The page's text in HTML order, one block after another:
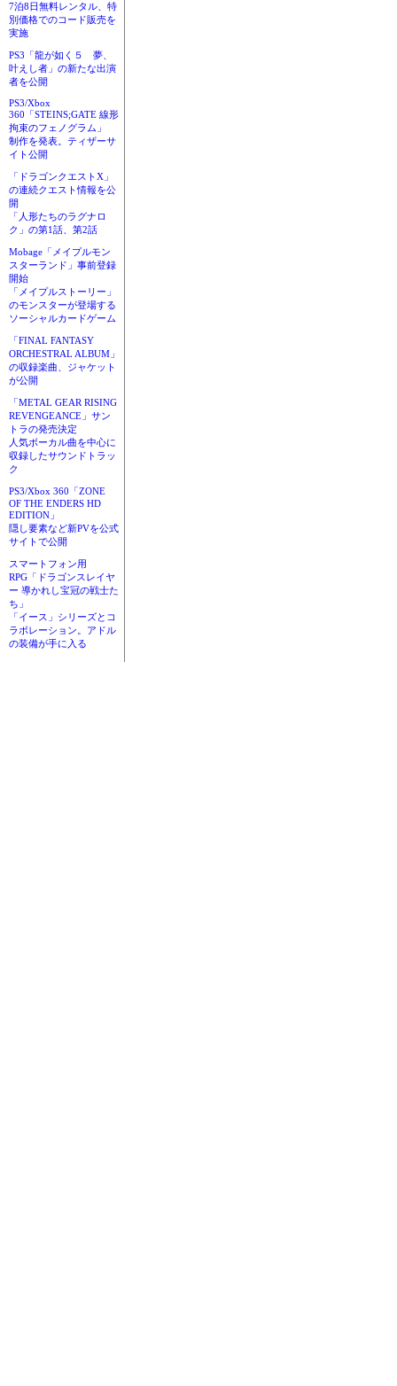
7泊8日無料レンタル、特
別価格でのコード販売を
実施
PS3「龍が如く５ 夢、
叶えし者」の新たな出演
者を公開
PS3/Xbox
360「STEINS;GATE 線形
拘束のフェノグラム」
制作を発表。ティザーサ
イト公開
「ドラゴンクエストX」
の連続クエスト情報を公
開
「人形たちのラグナロ
ク」の第1話、第2話
Mobage「メイプルモン
スターランド」事前登録
開始
「メイプルストーリー」
のモンスターが登場する
ソーシャルカードゲーム
「FINAL FANTASY
ORCHESTRAL ALBUM」
の収録楽曲、ジャケット
が公開
「METAL GEAR RISING
REVENGEANCE」サン
トラの発売決定
人気ボーカル曲を中心に
収録したサウンドトラッ
ク
PS3/Xbox 360「ZONE
OF THE ENDERS HD
EDITION」
隠し要素など新PVを公式
サイトで公開
スマートフォン用
RPG「ドラゴンスレイヤ
ー 導かれし宝冠の戦士た
ち」
「イース」シリーズとコ
ラボレーション。アドル
の装備が手に入る